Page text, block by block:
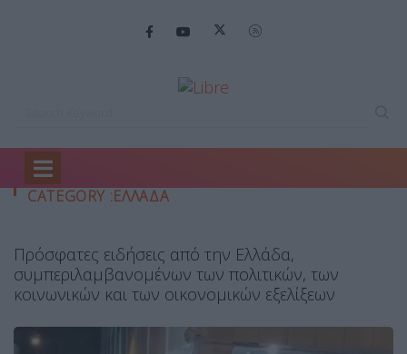
Home
CATEGORY :ΕΛΛΆΔΑ
Πρόσφατες ειδήσεις από την Ελλάδα,
συμπεριλαμβανομένων των πολιτικών, των
κοινωνικών και των οικονομικών εξελίξεων